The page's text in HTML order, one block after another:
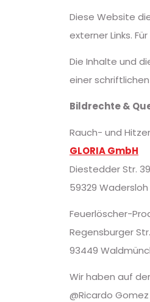
Diese Website
externer Links.
Die Inhalte und
einer
Bildrechte &
Rauch- und
GLORIA GmbH
Diestedder Str. 39
59329 Wadersloh
Feuerlöscher-
Regensburger Str.
93449
Wir haben auf
@Ricardo